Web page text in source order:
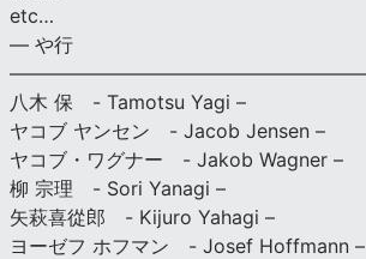
etc…
— や行
八木 保 - Tamotsu Yagi –
ヤコブ ヤンセン - Jacob Jensen –
ヤコブ・ワグナー - Jakob Wagner –
柳 宗理 - Sori Yanagi –
矢萩喜從郎 - Kijuro Yahagi –
ヨーゼフ ホフマン - Josef Hoffmann –